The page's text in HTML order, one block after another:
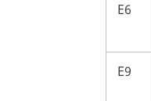
E6
E9